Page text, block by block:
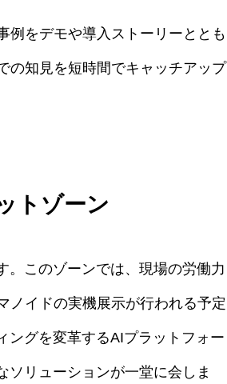
例をデモや導入ストーリーととも
の知見を短時間でキャッチアップ
トゾーン
。このゾーンでは、現場の労働力
ノイドの実機展示が行われる予定
ングを変革するAIプラットフォー
ソリューションが一堂に会しま